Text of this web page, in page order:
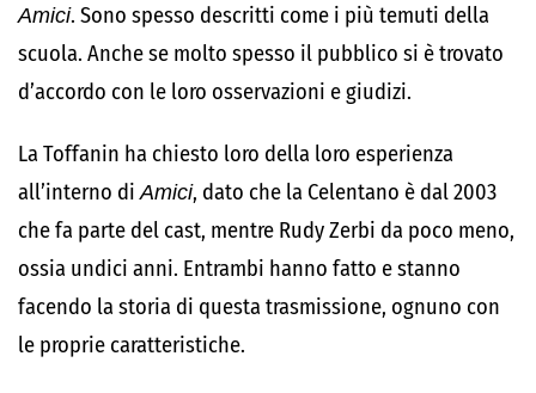
Amici. Sono spesso descritti come i più temuti della
scuola. Anche se molto spesso il pubblico si è trovato
d’accordo con le loro osservazioni e giudizi.
La Toffanin ha chiesto loro della loro esperienza
all’interno diAmici, dato che la Celentano è dal 2003
che fa parte del cast, mentre Rudy Zerbi da poco meno,
ossia undici anni. Entrambi hanno fatto e stanno
facendo la storia di questa trasmissione, ognuno con
le proprie caratteristiche.